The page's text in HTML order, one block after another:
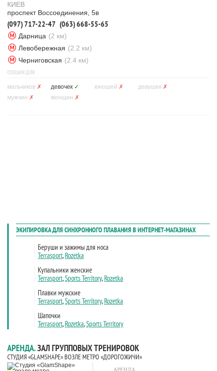
КИЕВ
проспект Воссоединения, 5в
(097) 717-22-47 (063) 668-55-65
Дарница (2 км)
Левобережная (2.2 км)
Черниговская (2.4 км)
СЕКЦИЯ ДЛЯ
мальчиков ✗ девочек ✓ юношей ✗ девушек ✗
мужчин ✗ женщин ✗
АРЕНДА.ЗАЛ ГРУППОВЫХ ТРЕНИРОВОК
СТУДИЯ «GLAMSHAPE» ВОЗЛЕ МЕТРО «ДОРОГОЖИЧИ»
АРЕНДА